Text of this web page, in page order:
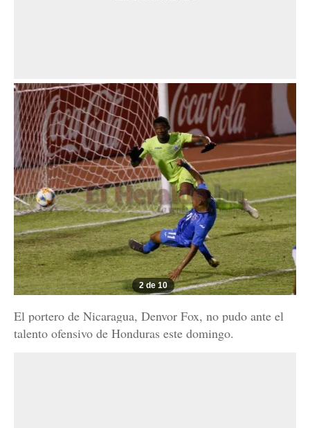
2 de 10
El portero de Nicaragua, Denvor Fox, no pudo ante el
talento ofensivo de Honduras este domingo.